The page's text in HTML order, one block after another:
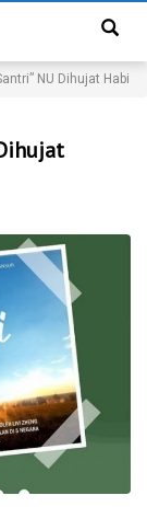
NU Dihujat Habis-